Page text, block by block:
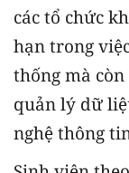
các tổ chức
hạn trong
thống mà
quản lý dữ
nghệ thông